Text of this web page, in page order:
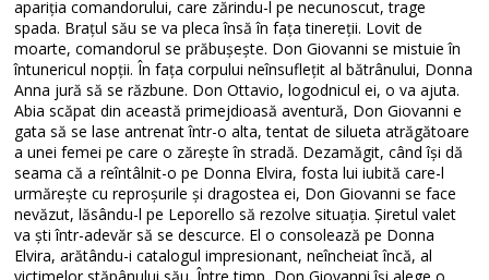
apariția comandorului, care zărindu-l pe necunoscut, trage
spada. Brațul său se va pleca însă în fața tinereții. Lovit de
moarte, comandorul se prăbușește. Don Giovanni se mistuie în
întunericul nopții. În fața corpului neînsuflețit al bătrânului, Donna
Anna jură să se răzbune. Don Ottavio, logodnicul ei, o va ajuta.
Abia scăpat din această primejdioasă aventură, Don Giovanni e
gata să se lase antrenat într-o alta, tentat de silueta atrăgătoare
a unei femei pe care o zărește în stradă. Dezamăgit, când își dă
seama că a reîntâlnit-o pe Donna Elvira, fosta lui iubită care-l
urmărește cu reproșurile și dragostea ei, Don Giovanni se face
nevăzut, lăsându-l pe Leporello să rezolve situația. Șiretul valet
va ști într-adevăr să se descurce. El o consolează pe Donna
Elvira, arătându-i catalogul impresionant, neîncheiat încă, al